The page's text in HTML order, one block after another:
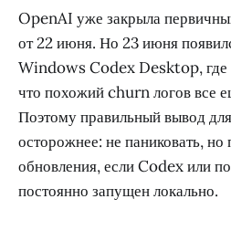
OpenAI уже закрыла
от 22 июня. Но 23 июня
Windows Codex Desktop, где
что похожий churn логов все
Поэтому правильный вывод
осторожнее: не паниковать,
обновления, если Codex или
постоянно запущен локально.